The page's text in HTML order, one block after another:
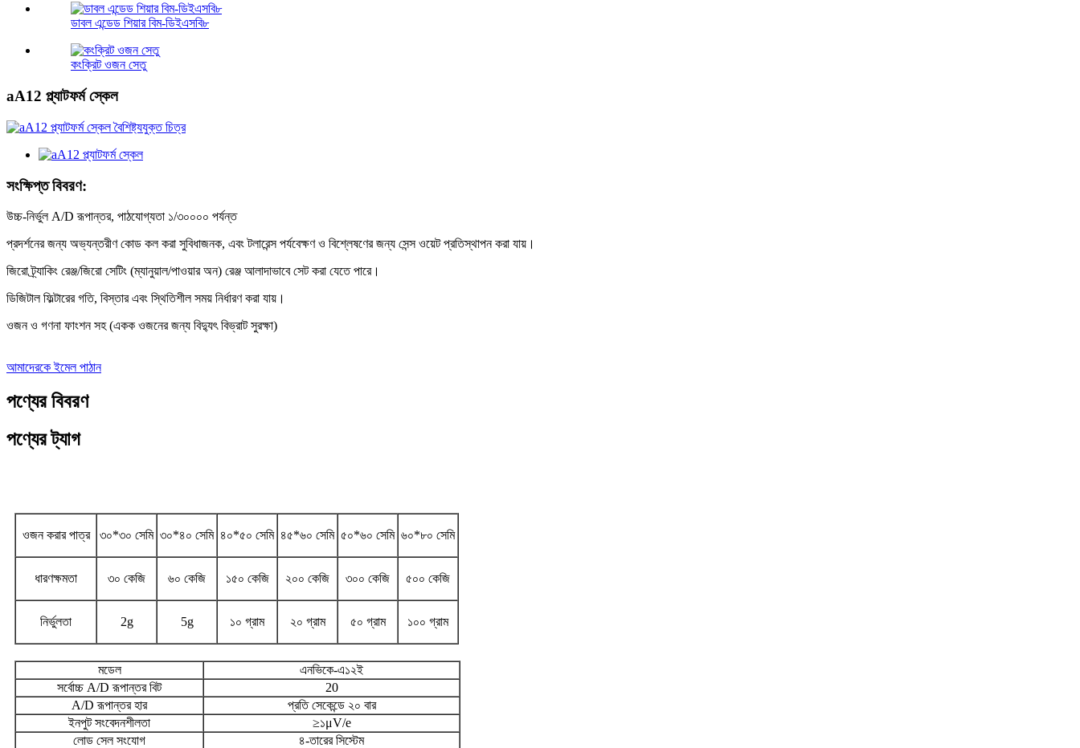
ডাবল এন্ডেড শিয়ার বিম-ডিইএসবি৮
কংক্রিট ওজন সেতু
aA12 প্ল্যাটফর্ম স্কেল
সংক্ষিপ্ত বিবরণ:
উচ্চ-নির্ভুল A/D রূপান্তর, পাঠযোগ্যতা ১/৩০০০০ পর্যন্ত
প্রদর্শনের জন্য অভ্যন্তরীণ কোড কল করা সুবিধাজনক, এবং টলারেন্স পর্যবেক্ষণ ও বিশ্লেষণের জন্য সেন্স ওয়েট প্রতিস্থাপন করা যায়।
জিরো ট্র্যাকিং রেঞ্জ/জিরো সেটিং (ম্যানুয়াল/পাওয়ার অন) রেঞ্জ আলাদাভাবে সেট করা যেতে পারে।
ডিজিটাল ফিল্টারের গতি, বিস্তার এবং স্থিতিশীল সময় নির্ধারণ করা যায়।
ওজন ও গণনা ফাংশন সহ (একক ওজনের জন্য বিদ্যুৎ বিভ্রাট সুরক্ষা)
আমাদেরকে ইমেল পাঠান
পণ্যের বিবরণ
পণ্যের ট্যাগ
ওজন করার পাত্র ৩০*৩০ সেমি ৩০*৪০ সেমি ৪০*৫০ সেমি ৪৫*৬০ সেমি ৫০*৬০ সেমি ৬০*৮০ সেমি
ধারণক্ষমতা ৩০ কেজি ৬০ কেজি ১৫০ কেজি ২০০ কেজি ৩০০ কেজি ৫০০ কেজি
নির্ভুলতা 2g 5g ১০ গ্রাম ২০ গ্রাম ৫০ গ্রাম ১০০ গ্রাম
মডেল
এনভিকে-এ১২ই
সর্বোচ্চ A/D রূপান্তর বিট
20
A/D রূপান্তর হার
প্রতি সেকেন্ডে ২০ বার
ইনপুট সংবেদনশীলতা
≥১μV/e
লোড সেল সংযোগ
৪-তারের সিস্টেম